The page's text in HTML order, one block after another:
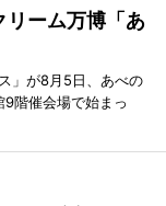
リーム万博「あ
」が8月5日、あべの
階催会場で始まっ